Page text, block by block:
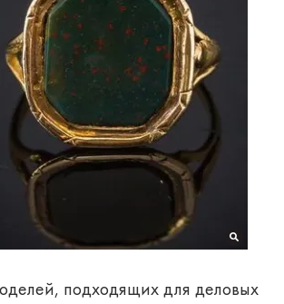
подходящих для деловых